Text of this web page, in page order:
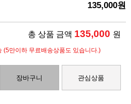
135,000원
총 상품 금액 135,000 원
(5만이하 무료배송상품도 있습니다.)
장바구니 관심상품